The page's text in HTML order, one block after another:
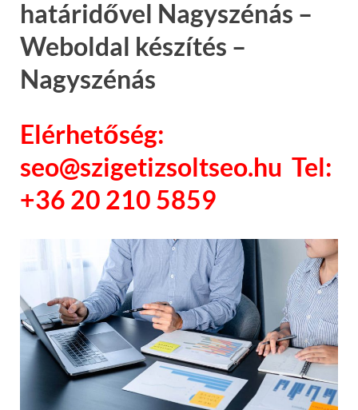
határidővel Nagyszénás –
Weboldal készítés –
Nagyszénás
Elérhetőség:
seo@szigetizsoltseo.hu Tel:
+36 20 210 5859